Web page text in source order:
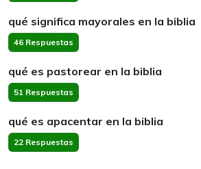
qué significa mayorales en la biblia
46 Respuestas
qué es pastorear en la biblia
51 Respuestas
qué es apacentar en la biblia
22 Respuestas